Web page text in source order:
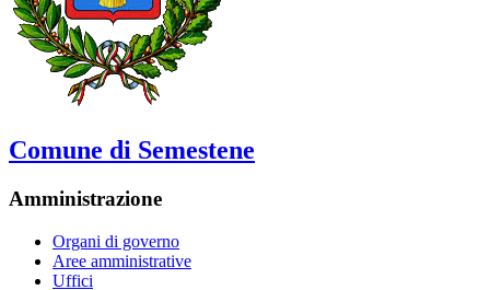
Comune di Semestene
Amministrazione
Organi di governo
Aree amministrative
Uffici